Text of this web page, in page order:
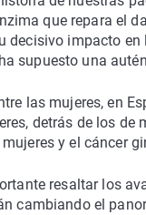
que repara el
impacto en
supuesto una
las mujeres, en
detrás de los
y el cáncer
resaltar los
cambiando el